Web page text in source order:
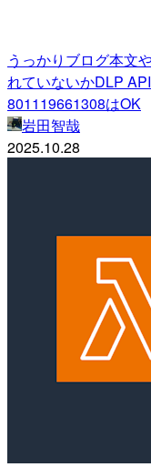
うっかりブログ本文
れていないかDLP
801119661308はOK
岩田智哉
2025.10.28